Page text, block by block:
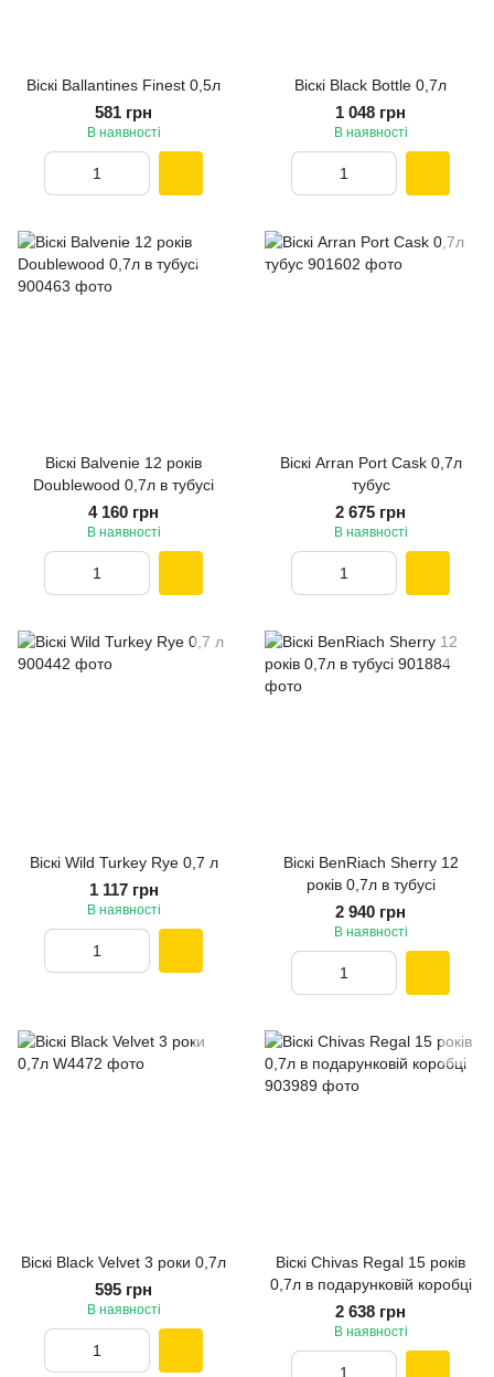
Віскі Ballantines Finest 0,5л
581 грн
В наявності
Віскі Black Bottle 0,7л
1 048 грн
В наявності
Віскі Balvenie 12 років
Doublewood 0,7л в тубусі
4 160 грн
В наявності
Віскі Arran Port Cask 0,7л
тубус
2 675 грн
В наявності
Вiскi Wild Turkey Rye 0,7 л
1 117 грн
В наявності
Віскі BenRiach Sherry 12
років 0,7л в тубусі
2 940 грн
В наявності
Віскі Black Velvet 3 роки 0,7л
595 грн
В наявності
Віскі Chivas Regal 15 років
0,7л в подарунковій коробці
2 638 грн
В наявності